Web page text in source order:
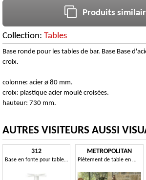
Produits
Collection: Tables
Base ronde pour les tables de bar. Base Base
croix.
colonne: acier ø 80 mm.
croix: plastique acier moulé croisées.
hauteur: 730 mm.
AUTRES VISITEURS AUSSI
312
Base en fonte pour tables, robuste, élégante et polyvalente
METROPOLITAN
Piètement de table en métal